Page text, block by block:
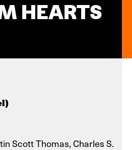
HEARTS
Scott Thomas, Charles S.